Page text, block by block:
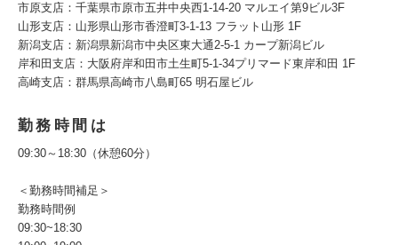
市原支店：千葉県市原市五井中央西1-14-20 マルエイ第9ビル3F
山形支店：山形県山形市香澄町3-1-13 フラット山形 1F
新潟支店：新潟県新潟市中央区東大通2-5-1 カープ新潟ビル
岸和田支店：⼤阪府岸和⽥市⼟⽣町5-1-34プリマード東岸和⽥ 1F
高崎支店：群⾺県⾼崎市⼋島町65 明⽯屋ビル
勤務時間は
09:30～18:30（休憩60分）
＜勤務時間補足＞
勤務時間例
09:30~18:30